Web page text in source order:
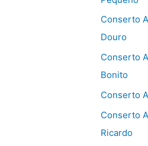
Conserto
Douro
Conserto
Bonito
Conserto
Conserto
Ricardo